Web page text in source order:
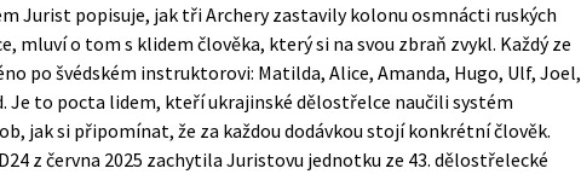
Jurist popisuje, jak tři Archery zastavily kolonu osmnácti ruských
mluví o tom s klidem člověka, který si na svou zbraň zvykl. Každý ze
po švédském instruktorovi: Matilda, Alice, Amanda, Hugo, Ulf, Joel,
Je to pocta lidem, kteří ukrajinské dělostřelce naučili systém
jak si připomínat, že za každou dodávkou stojí konkrétní člověk.
z června 2025 zachytila Juristovu jednotku ze 43. dělostřelecké